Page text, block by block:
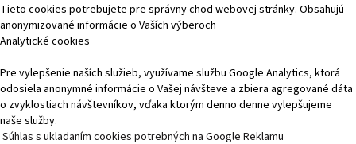
Tieto cookies potrebujete pre správny chod webovej stránky. Obsahujú
anonymizované informácie o Vaších výberoch
Analytické cookies
Pre vylepšenie naších služieb, využívame službu Google Analytics, ktorá
odosiela anonymné informácie o Vašej návšteve a zbiera agregované dáta
o zvyklostiach návštevníkov, vďaka ktorým denno denne vylepšujeme
naše služby.
Súhlas s ukladaním cookies potrebných na Google Reklamu